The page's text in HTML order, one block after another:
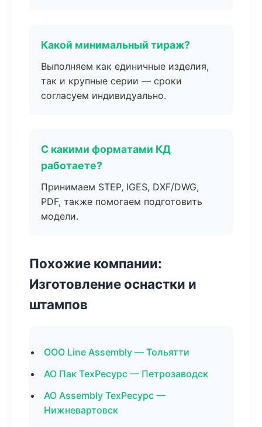
Какой минимальный тираж?
Выполняем как единичные изделия,
так и крупные серии — сроки
согласуем индивидуально.
С какими форматами КД
работаете?
Принимаем STEP, IGES, DXF/DWG,
PDF, также помогаем подготовить
модели.
Похожие компании:
Изготовление оснастки и
штампов
ООО Line Assembly — Тольятти
АО Пак ТехРесурс — Петрозаводск
АО Assembly ТехРесурс —
Нижневартовск